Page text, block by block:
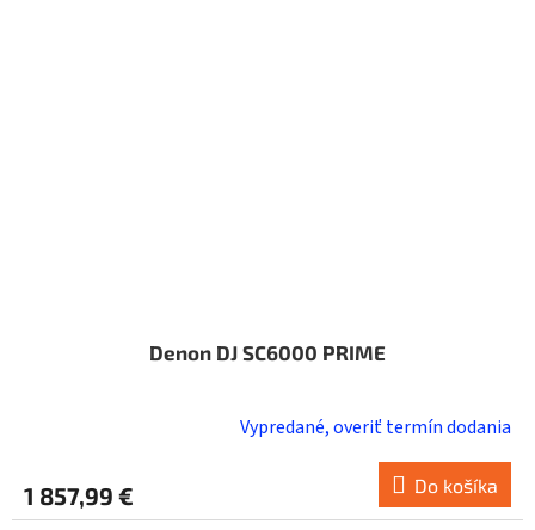
Denon DJ SC6000 PRIME
Vypredané, overiť termín dodania
1 857,99 € Do košíka